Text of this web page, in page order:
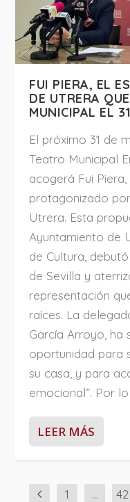
FUI PIERA, EL
DE UTRERA
MUNICIPAL EL
El próximo 31 de
Teatro Municipal
acogerá Fui
protagonizado
Utrera. Esta
Ayuntamiento de
de Cultura,
de Sevilla y
representación
raíces. La
García Arroyo, ha
oportunidad para
su casa, y para
emocional”. Por
LEER MÁS
1 … 42